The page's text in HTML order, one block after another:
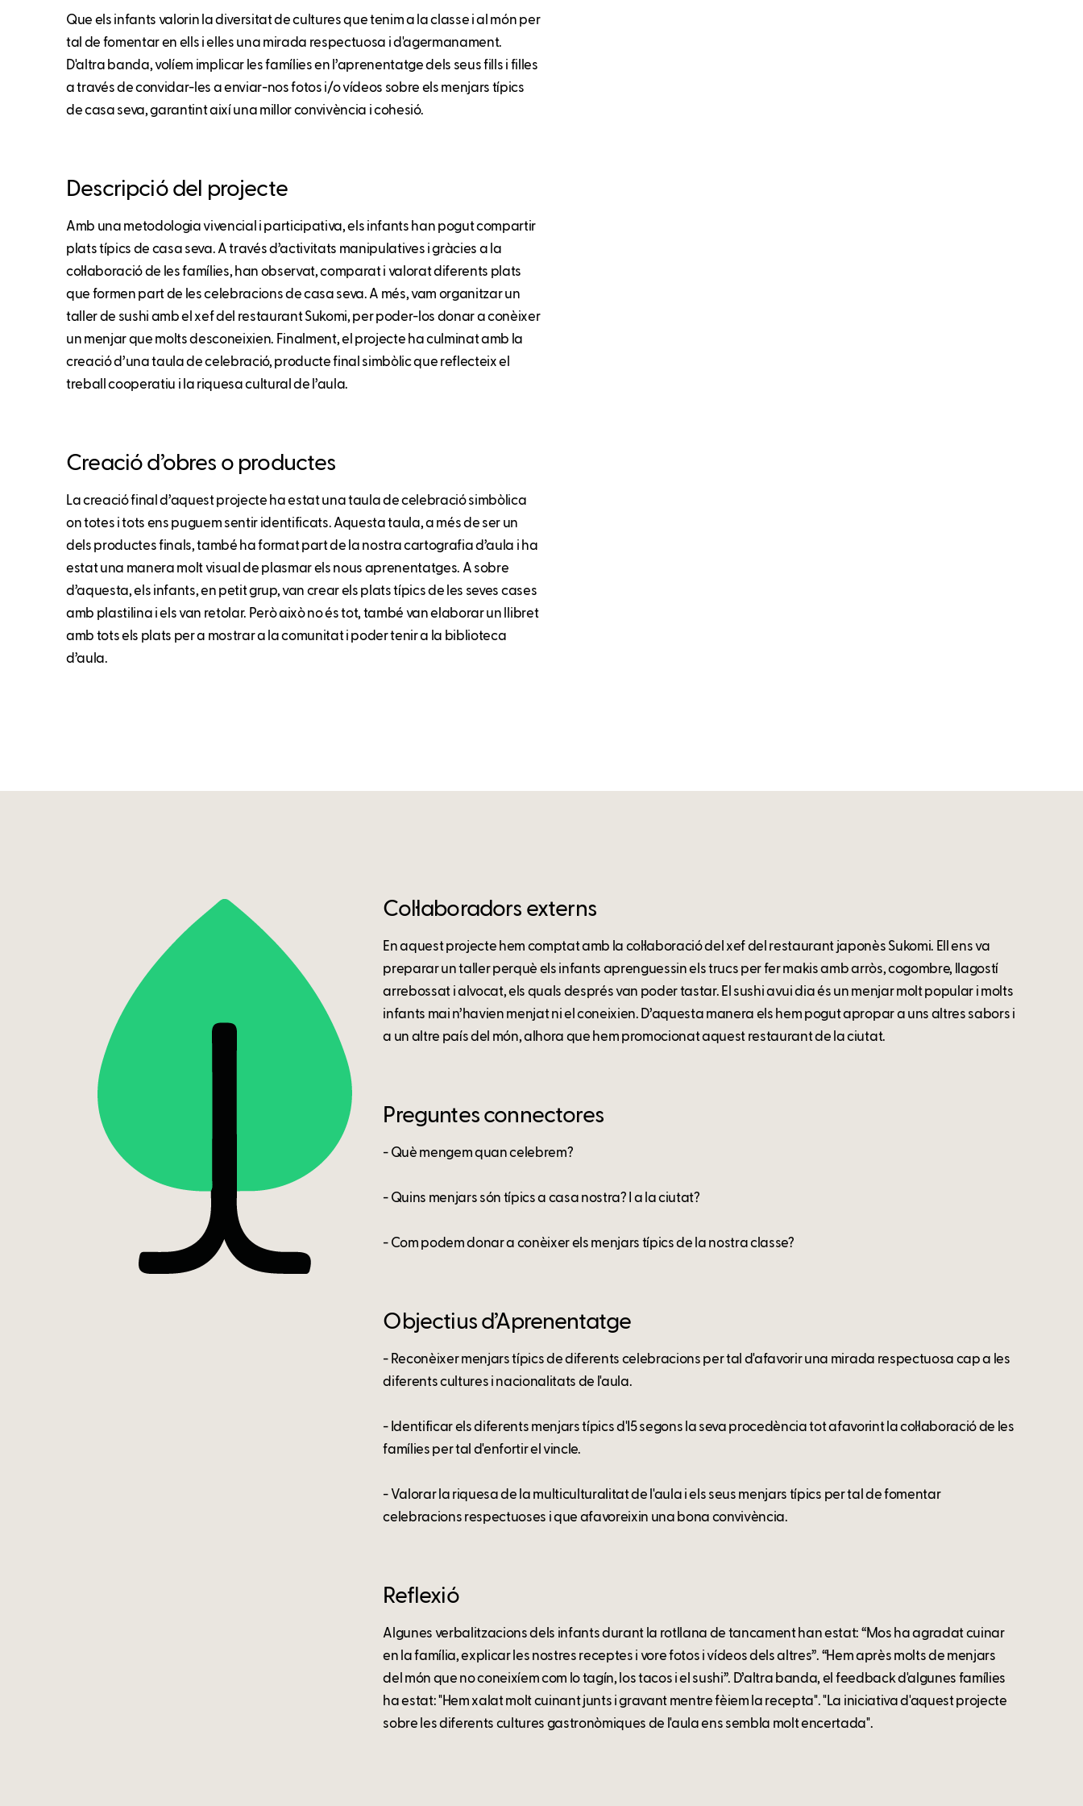
Que els infants valorin la diversitat de cultures que tenim a la classe i al món per
tal de fomentar en ells i elles una mirada respectuosa i d'agermanament.
D'altra banda, volíem implicar les famílies en l’aprenentatge dels seus fills i filles
a través de convidar-les a enviar-nos fotos i/o vídeos sobre els menjars típics
de casa seva, garantint així una millor convivència i cohesió.
Descripció del projecte
Amb una metodologia vivencial i participativa, els infants han pogut compartir
plats típics de casa seva. A través d’activitats manipulatives i gràcies a la
col·laboració de les famílies, han observat, comparat i valorat diferents plats
que formen part de les celebracions de casa seva. A més, vam organitzar un
taller de sushi amb el xef del restaurant Sukomi, per poder-los donar a conèixer
un menjar que molts desconeixien. Finalment, el projecte ha culminat amb la
creació d’una taula de celebració, producte final simbòlic que reflecteix el
treball cooperatiu i la riquesa cultural de l’aula.
Creació d’obres o productes
La creació final d’aquest projecte ha estat una taula de celebració simbòlica
on totes i tots ens puguem sentir identificats. Aquesta taula, a més de ser un
dels productes finals, també ha format part de la nostra cartografia d’aula i ha
estat una manera molt visual de plasmar els nous aprenentatges. A sobre
d’aquesta, els infants, en petit grup, van crear els plats típics de les seves cases
amb plastilina i els van retolar. Però això no és tot, també van elaborar un llibret
amb tots els plats per a mostrar a la comunitat i poder tenir a la biblioteca
d’aula.
Col·laboradors externs
En aquest projecte hem comptat amb la col·laboració del xef del restaurant japonès Sukomi. Ell ens va
preparar un taller perquè els infants aprenguessin els trucs per fer makis amb arròs, cogombre, llagostí
arrebossat i alvocat, els quals després van poder tastar. El sushi avui dia és un menjar molt popular i molts
infants mai n’havien menjat ni el coneixien. D’aquesta manera els hem pogut apropar a uns altres sabors i
a un altre país del món, alhora que hem promocionat aquest restaurant de la ciutat.
Preguntes connectores
- Què mengem quan celebrem?
- Quins menjars són típics a casa nostra? I a la ciutat?
- Com podem donar a conèixer els menjars típics de la nostra classe?
Objectius d’Aprenentatge
- Reconèixer menjars típics de diferents celebracions per tal d'afavorir una mirada respectuosa cap a les
diferents cultures i nacionalitats de l'aula.
- Identificar els diferents menjars típics d'I5 segons la seva procedència tot afavorint la col·laboració de les
famílies per tal d'enfortir el vincle.
- Valorar la riquesa de la multiculturalitat de l'aula i els seus menjars típics per tal de fomentar
celebracions respectuoses i que afavoreixin una bona convivència.
Reflexió
Algunes verbalitzacions dels infants durant la rotllana de tancament han estat: “Mos ha agradat cuinar
en la família, explicar les nostres receptes i vore fotos i vídeos dels altres”. “Hem après molts de menjars
del món que no coneixíem com lo tagín, los tacos i el sushi”. D’altra banda, el feedback d'algunes famílies
ha estat: "Hem xalat molt cuinant junts i gravant mentre fèiem la recepta". "La iniciativa d'aquest projecte
sobre les diferents cultures gastronòmiques de l'aula ens sembla molt encertada".